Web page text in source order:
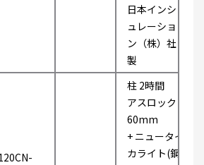
日本インシ
ュレーショ
ン（株）社
製
柱 2時間
アスロック
60mm
+ ニュータイ
カライト(鋼